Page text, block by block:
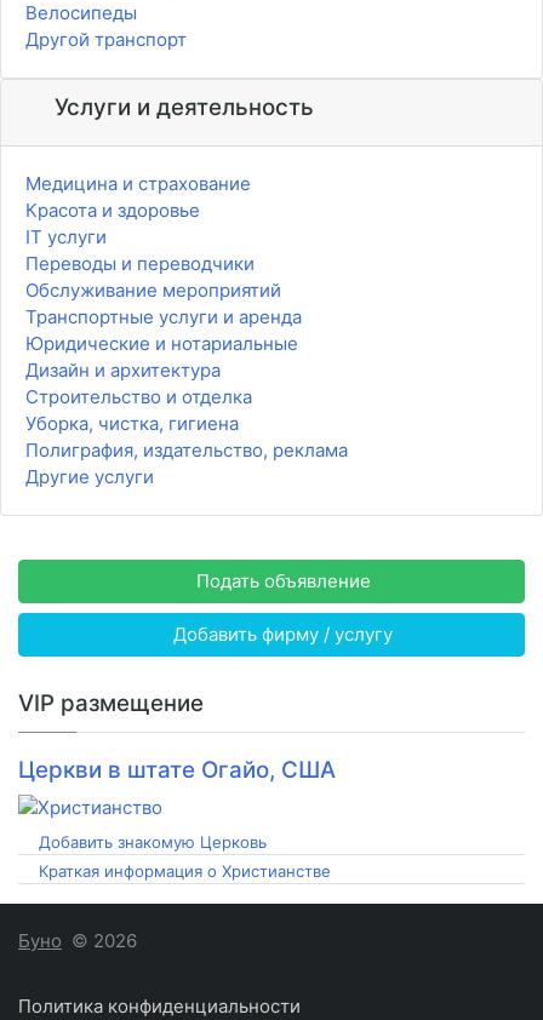
Велосипеды
Другой транспорт
Услуги и деятельность
Медицина и страхование
Красота и здоровье
IT услуги
Переводы и переводчики
Обслуживание мероприятий
Транспортные услуги и аренда
Юридические и нотариальные
Дизайн и архитектура
Строительство и отделка
Уборка, чистка, гигиена
Полиграфия, издательство, реклама
Другие услуги
Подать объявление
Добавить фирму / услугу
VIP размещение
Церкви в штате Огайо, США
Добавить знакомую Церковь
Краткая информация о Христианстве
Буно © 2026
Политика конфиденциальности